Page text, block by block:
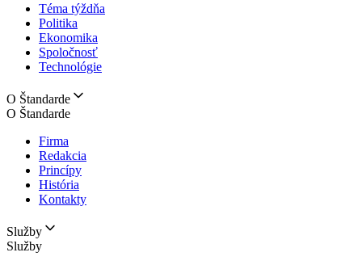
Téma týždňa
Politika
Ekonomika
Spoločnosť
Technológie
O Štandarde
O Štandarde
Firma
Redakcia
Princípy
História
Kontakty
Služby
Služby